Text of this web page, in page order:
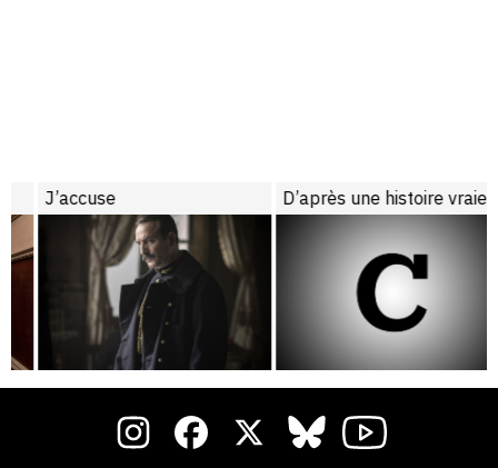
J’accuse D’après une histoire vraie